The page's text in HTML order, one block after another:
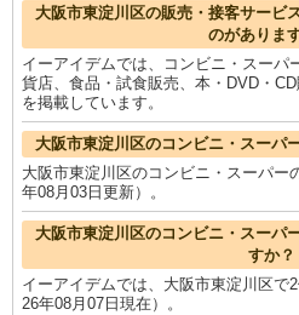
大阪市東淀川区の販売・接客サービ
のがありま
イーアイデムでは、コンビニ・スーパ
貨店、食品・試食販売、本・DVD・
を掲載しています。
大阪市東淀川区のコンビニ・スーパ
大阪市東淀川区のコンビニ・スーパー
年08月03日更新）。
大阪市東淀川区のコンビニ・スーパ
すか？
イーアイデムでは、大阪市東淀川区で
26年08月07日現在）。